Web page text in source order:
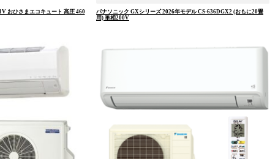
おひさまエコキュート 高圧 460
パナソニック GXシリーズ 2026年モデル CS-636DGX2 (おもに20畳
用) 単相200V